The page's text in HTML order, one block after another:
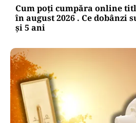
Cum poți cumpăra online
în august 2026 . Ce dobânzi
și 5 ani